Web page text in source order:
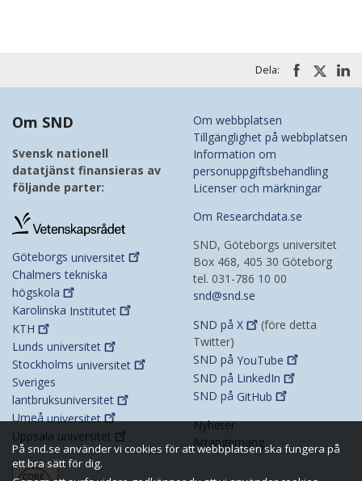
Dela:
Om SND
Svensk nationell
datatjänst finansieras av
följande parter:
Göteborgs universitet
Chalmers tekniska
högskola
Karolinska Institutet
KTH
Lunds universitet
Stockholms universitet
Sveriges
lantbruksuniversitet
Umeåuniversitet
Uppsala universitet
Om webbplatsen
Tillgänglighet på webbplatsen
Information om
personuppgiftsbehandling
Licenser och märkningar
Om Researchdata.se
SND, Göteborgs universitet
Box 468, 405 30 Göteborg
tel. 031-786 10 00
snd@snd.se
SND på X
(före detta
Twitter)
SND på YouTube
SND på LinkedIn
SND på GitHub
Nyheter
Arrangemang
På snd.se använder vi cookies för att webbplatsen ska fungera på
ett bra sätt för dig.